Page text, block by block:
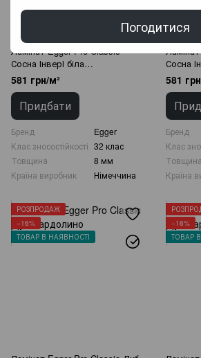
Погодитися
Ламінат Egger Pro Classic
Сосна ІнверІ біла
EPL028.366825
581 грн/м²
Придбати
Бренд
Egger
Клас зносостійкості 32 клас
Товщина
8 мм
Країна виробник
Німеччина
Сосна
581
Бренд
Клас
Товщина
Країна
РОЗПРОДАЖ
−16%
ТОВАР В НАЯВНОСТІ
−16%
ТОВАР